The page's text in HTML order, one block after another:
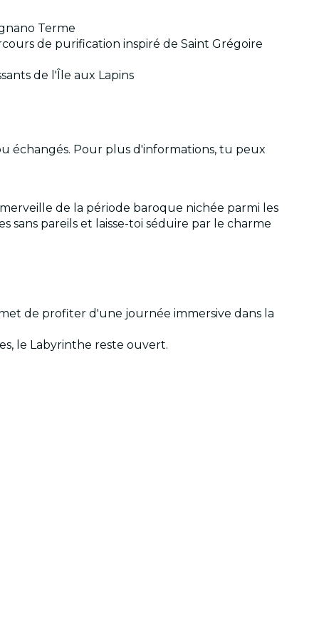
Terme
de purification inspiré de Saint Grégoire
de l'Île aux Lapins
échangés. Pour plus d'informations, tu peux
de la période baroque nichée parmi les
sans pareils et laisse-toi séduire par le charme
de profiter d'une journée immersive dans la
le Labyrinthe reste ouvert.